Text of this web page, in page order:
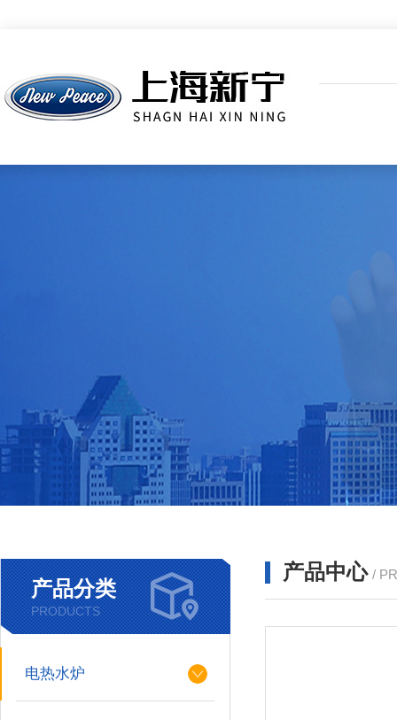
产品分类
PRODUCTS
电热水炉
产品中心 /